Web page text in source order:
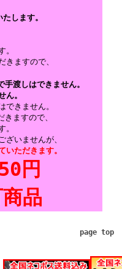
します。
。
きますので、
渡しはできません。
ん。
きません。
ますので、
。
いませんが、
ただきます。
円
品
page top